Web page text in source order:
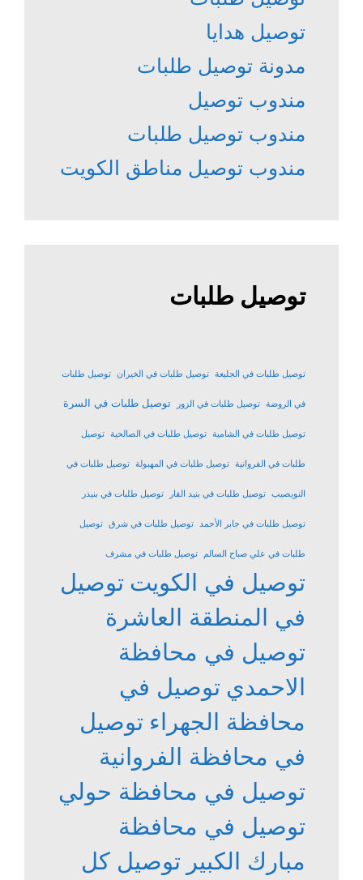
توصيل هدايا
مدونة توصيل طلبات
مندوب توصيل
مندوب توصيل طلبات
مندوب توصيل مناطق الكويت
توصيل طلبات
توصيل طلبات في الجليعة توصيل طلبات في الخيران توصيل طلبات
في الروضة توصيل طلبات في الزور توصيل طلبات في السرة
توصيل طلبات في الشامية توصيل طلبات في الصالحية توصيل
طلبات في الفروانية توصيل طلبات في المهبولة توصيل طلبات في
النويصيب توصيل طلبات في بنيد القار توصيل طلبات في بنيدر
توصيل طلبات في جابر الأحمد توصيل طلبات في شرق توصيل
طلبات في علي صباح السالم توصيل طلبات في مشرف
توصيل في الكويت توصيل
في المنطقة العاشرة
توصيل في محافظة
الاحمدي توصيل في
محافظة الجهراء توصيل
في محافظة الفروانية
توصيل في محافظة حولي
توصيل في محافظة
مبارك الكبير توصيل كل